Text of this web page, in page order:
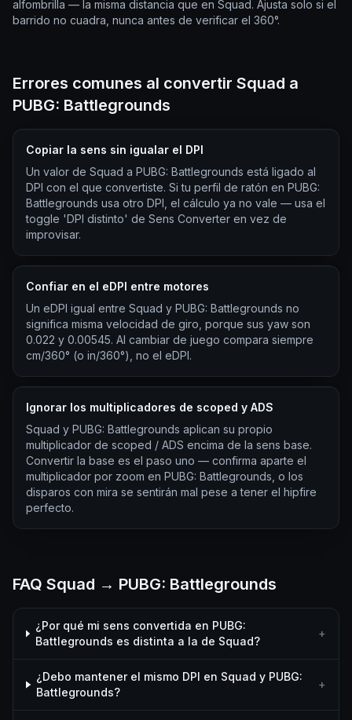
alfombrilla — la misma distancia que en Squad. Ajusta solo si el
barrido no cuadra, nunca antes de verificar el 360°.
Errores comunes al convertir Squad a
PUBG: Battlegrounds
Copiar la sens sin igualar el DPI
Un valor de Squad a PUBG: Battlegrounds está ligado al
DPI con el que convertiste. Si tu perfil de ratón en PUBG:
Battlegrounds usa otro DPI, el cálculo ya no vale — usa el
toggle 'DPI distinto' de Sens Converter en vez de
improvisar.
Confiar en el eDPI entre motores
Un eDPI igual entre Squad y PUBG: Battlegrounds no
significa misma velocidad de giro, porque sus yaw son
0.022 y 0.00545. Al cambiar de juego compara siempre
cm/360° (o in/360°), no el eDPI.
Ignorar los multiplicadores de scoped y ADS
Squad y PUBG: Battlegrounds aplican su propio
multiplicador de scoped / ADS encima de la sens base.
Convertir la base es el paso uno — confirma aparte el
multiplicador por zoom en PUBG: Battlegrounds, o los
disparos con mira se sentirán mal pese a tener el hipfire
perfecto.
FAQ Squad → PUBG: Battlegrounds
¿Por qué mi sens convertida en PUBG:
Battlegrounds es distinta a la de Squad?
+
¿Debo mantener el mismo DPI en Squad y PUBG:
Battlegrounds?
+